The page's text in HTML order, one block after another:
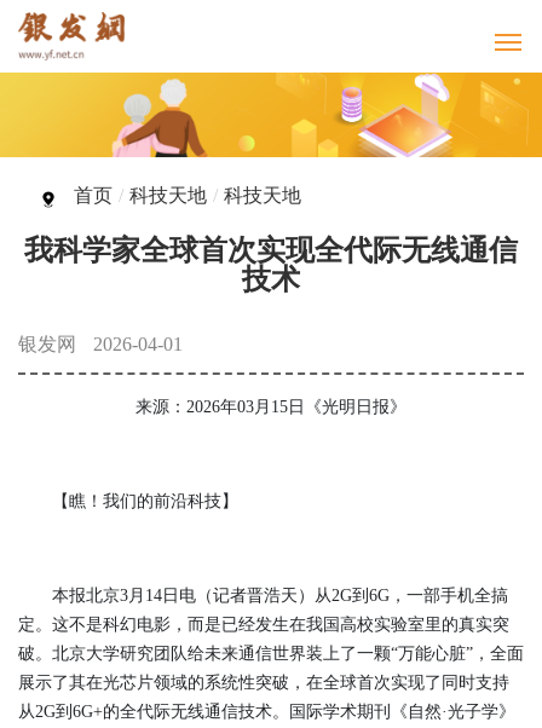
首页 / 科技天地 / 科技天地
我科学家全球首次实现全代际无线通信
技术
银发网 2026-04-01
来源：2026年03月15日《光明日报》
【瞧！我们的前沿科技】
本报北京3月14日电（记者晋浩天）从2G到6G，一部手机全搞
定。这不是科幻电影，而是已经发生在我国高校实验室里的真实突
破。北京大学研究团队给未来通信世界装上了一颗“万能心脏”，全面
展示了其在光芯片领域的系统性突破，在全球首次实现了同时支持
从2G到6G+的全代际无线通信技术。国际学术期刊《自然·光子学》